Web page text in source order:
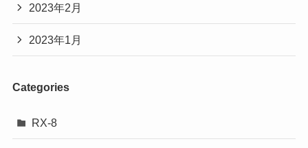
2023年2月
2023年1月
Categories
RX-8